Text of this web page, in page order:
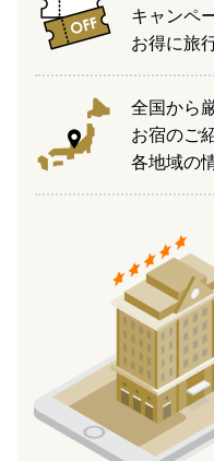
キャンペ
お得に旅
全国から
お宿のご
各地域の